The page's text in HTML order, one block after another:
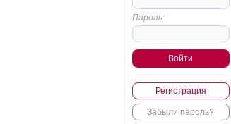
Пароль:
Регистрация
Забыли пароль?